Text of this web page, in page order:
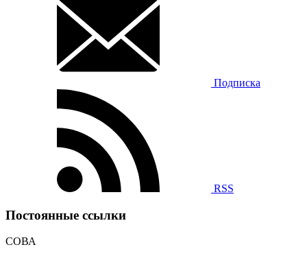
Подписка
RSS
Постоянные ссылки
СОВА